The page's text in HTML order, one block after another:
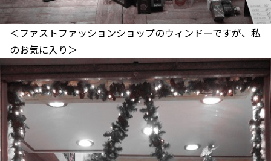
＜ファストファッションショップのウィンドーですが、私
のお気に入り＞